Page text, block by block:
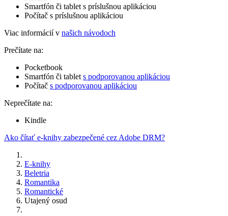
Smartfón či tablet s príslušnou aplikáciou
Počítač s príslušnou aplikáciou
Viac informácií v našich návodoch
Prečítate na:
Pocketbook
Smartfón či tablet s podporovanou aplikáciou
Počítač s podporovanou aplikáciou
Neprečítate na:
Kindle
Ako čítať e-knihy zabezpečené cez Adobe DRM?
E-knihy
Beletria
Romantika
Romantické
Utajený osud